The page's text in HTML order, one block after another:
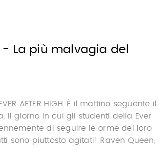
- La più malvagia del
AFTER HIGH. È il mattino seguente il
il giorno in cui gli studenti della Ever
di seguire le orme dei loro
sono piuttosto agitati! Raven Queen,